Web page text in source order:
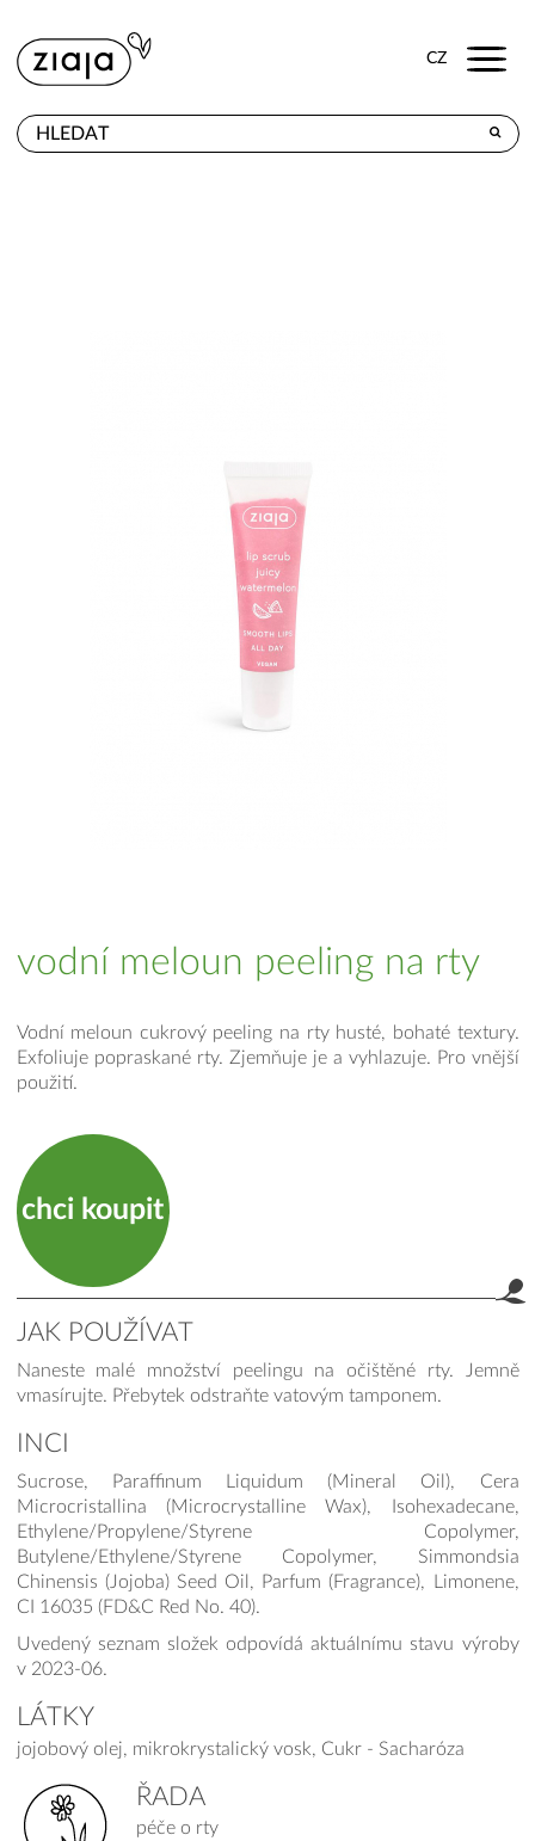
CZ Menu
vodní meloun peeling na rty
Vodní meloun cukrový peeling na rty husté, bohaté textury.
Exfoliuje popraskané rty. Zjemňuje je a vyhlazuje. Pro vnější
použití.
chci koupit
JAK POUŽÍVAT
Naneste malé množství peelingu na očištěné rty. Jemně
vmasírujte. Přebytek odstraňte vatovým tamponem.
INCI
Sucrose, Paraffinum Liquidum (Mineral Oil), Cera
Microcristallina (Microcrystalline Wax), Isohexadecane,
Ethylene/Propylene/Styrene Copolymer,
Butylene/Ethylene/Styrene Copolymer, Simmondsia
Chinensis (Jojoba) Seed Oil, Parfum (Fragrance), Limonene,
CI 16035 (FD&C Red No. 40).
Uvedený seznam složek odpovídá aktuálnímu stavu výroby
v 2023-06.
LÁTKY
jojobový olej, mikrokrystalický vosk, Cukr - Sacharóza
ŘADA
péče o rty